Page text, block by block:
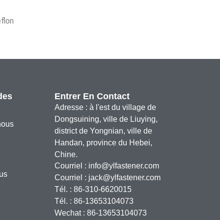
Entrer En Contact
Adresse : à l'est du village de
Dongsuining, ville de Liuying,
district de Yongnian, ville de
Handan, province du Hebei,
Chine.
Courriel : info@ylfastener.com
Courriel : jack@ylfastener.com
Tél. : 86-310-6620015
Tél. : 86-13653104073
Wechat : 86-13653104073